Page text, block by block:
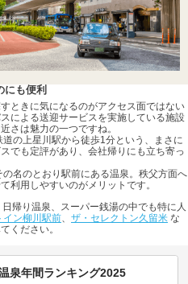
にも便利
ときに気になるのがアクセス面ではない
による送迎サービスを実施している施設
さは魅力の一つですね。
道の上星川駅から徒歩1分という、まさに
でも定評があり、会社帰りにも立ち寄っ
の名のとおり駅前にある温泉。秩父方面へ
利用しやすいのがメリットです。
帰り温泉、スーパー銭湯の中でも特に人
イン柳川駅前、 ザ・セレクトン久留米 な
ください。
泉年間ランキング2025